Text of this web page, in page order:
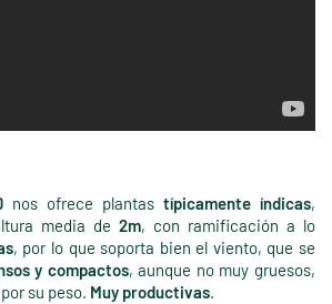
nos ofrece plantas típicamente índicas,
media de 2m, con ramificación a lo
, por lo que soporta bien el viento, que se
y compactos, aunque no muy gruesos,
su peso. Muy productivas.